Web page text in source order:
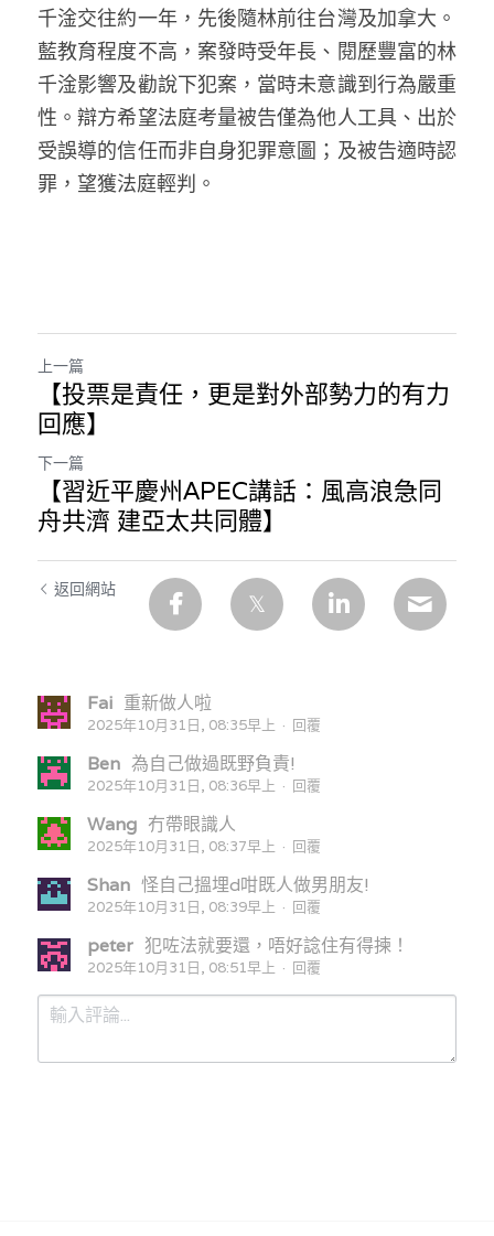
千淦交往約一年，先後隨林前往台灣及加拿大。
藍教育程度不高，案發時受年長、閱歷豐富的林
千淦影響及勸說下犯案，當時未意識到行為嚴重
性。辯方希望法庭考量被告僅為他人工具、出於
受誤導的信任而非自身犯罪意圖；及被告適時認
罪，望獲法庭輕判。
上一篇
【投票是責任，更是對外部勢力的有力
回應】
下一篇
【習近平慶州APEC講話：風高浪急同
舟共濟 建亞太共同體】
返回網站
Fai 重新做人啦
2025年10月31日, 08:35早上 · 回覆
Ben 為自己做過既野負責!
2025年10月31日, 08:36早上 · 回覆
Wang 冇帶眼識人
2025年10月31日, 08:37早上 · 回覆
Shan 怪自己搵埋d咁既人做男朋友!
2025年10月31日, 08:39早上 · 回覆
peter 犯咗法就要還，唔好諗住有得揀！
2025年10月31日, 08:51早上 · 回覆